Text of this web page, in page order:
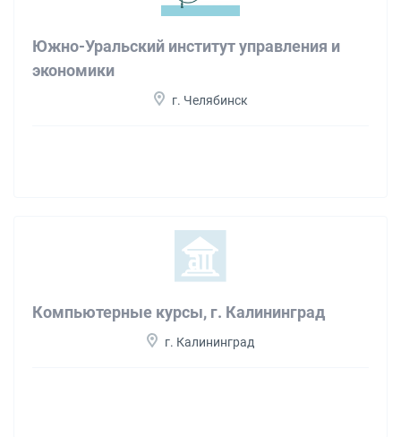
Южно-Уральский институт управления и
экономики
г. Челябинск
Компьютерные курсы, г. Калининград
г. Калининград